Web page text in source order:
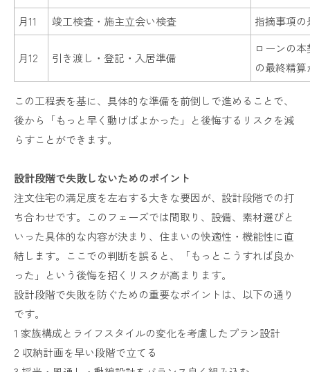
月11
竣工検査・施主立会い検査 指摘事項
月12 引き渡し・登記・入居準備
ローンの
の最終精
この工程表を基に、具体的な準備を前倒しで進めることで、
後から「もっと早く動けばよかった」と後悔するリスクを減
らすことができます。
設計段階で失敗しないためのポイント
注文住宅の満足度を左右する大きな要因が、設計段階での打
ち合わせです。このフェーズでは間取り、設備、素材選びと
いった具体的な内容が決まり、住まいの快適性・機能性に直
結します。ここでの判断を誤ると、「もっとこうすれば良か
った」という後悔を招くリスクが高まります。
設計段階で失敗を防ぐための重要なポイントは、以下の通り
です。
1 家族構成とライフスタイルの変化を考慮したプラン設計
2 収納計画を早い段階で立てる